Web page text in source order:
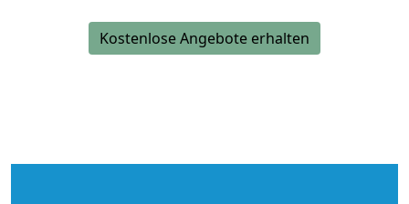
Kostenlose Angebote erhalten